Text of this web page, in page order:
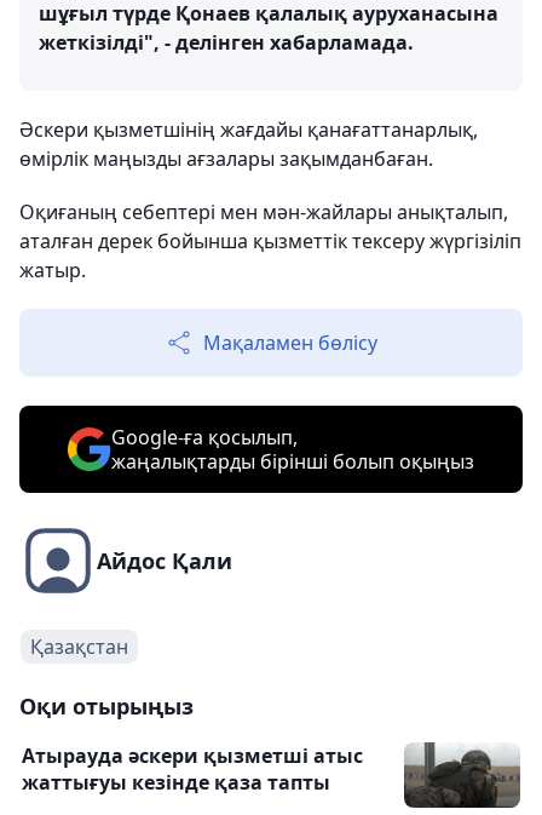
шұғыл түрде Қонаев қалалық ауруханасына
жеткізілді", - делінген хабарламада.
Әскери қызметшінің жағдайы қанағаттанарлық,
өмірлік маңызды ағзалары зақымданбаған.
Оқиғаның себептері мен мән-жайлары анықталып,
аталған дерек бойынша қызметтік тексеру жүргізіліп
жатыр.
Мақаламен бөлісу
Google-ға қосылып,
жаңалықтарды бірінші болып оқыңыз
Айдос Қали
Қазақстан
Оқи отырыңыз
Атырауда әскери қызметші атыс
жаттығуы кезінде қаза тапты